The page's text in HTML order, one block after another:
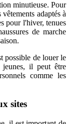
minutieuse. Pour
adaptés à
pour l'hiver, tenues
de marche
possible de louer le
jeunes, il peut être
comme les
sites